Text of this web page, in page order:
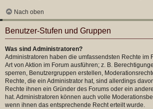
Nach oben
Benutzer-Stufen und Gruppen
Was sind Administratoren?
Administratoren haben die umfassendsten Rechte im
Art von Aktion im Forum ausführen; z. B.
sperren, Benutzergruppen erstellen,
Rechte, die ein Administrator hat, sind allerdings
Rechte ihnen ein Gründer des Forums oder ein
hat. Administratoren können auch volle
wenn ihnen das entsprechende Recht erteilt wurde.